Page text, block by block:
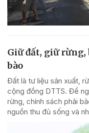
Giữ đất, giữ rừng,
bào
Đất là tư liệu sản xuất,
cộng đồng DTTS. Để
rừng, chính sách phải
nguồn thu đủ sống và